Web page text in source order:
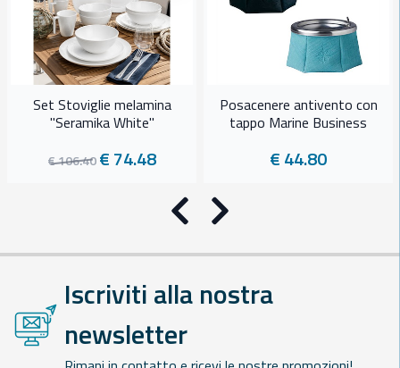
Set Stoviglie melamina
"Seramika White"
€ 106.40€ 74.48
Posacenere antivento con
tappo Marine Business
€ 44.80
Precedente
Successivo
Iscriviti alla nostra
newsletter